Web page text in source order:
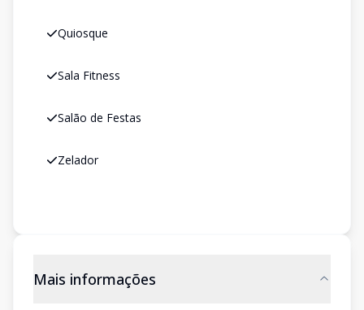
Quiosque
Sala Fitness
Salão de Festas
Zelador
Mais informações